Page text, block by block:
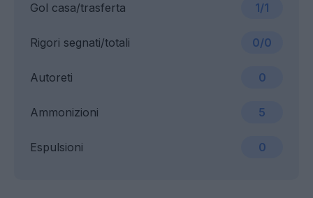
Gol casa/trasferta 1/1
Ammonizioni 5
Rigori segnati/totali 0/0
Espulsioni 0
Autoreti 0